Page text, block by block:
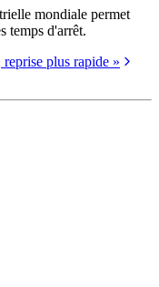
mondiale permet
temps d'arrêt.
plus rapide »